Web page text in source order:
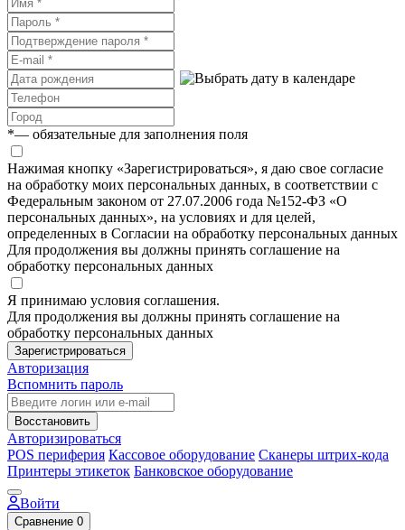
*— обязательные для заполнения поля
Нажимая кнопку «Зарегистрироваться», я даю свое согласие
на обработку моих персональных данных, в соответствии с
Федеральным законом от 27.07.2006 года №152-ФЗ «О
персональных данных», на условиях и для целей,
определенных в Согласии на обработку персональных данных
Для продолжения вы должны принять соглашение на
обработку персональных данных
Я принимаю условия соглашения.
Для продолжения вы должны принять соглашение на
обработку персональных данных
Зарегистрироваться
Авторизация
Вспомнить пароль
Восстановить
Авторизироваться
POS периферия Кассовое оборудование Сканеры штрих-кода
Принтеры этикеток Банковское оборудование
Войти
Сравнение 0